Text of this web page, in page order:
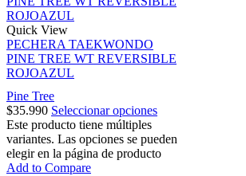
Quick View
PECHERA TAEKWONDO
PINE TREE WT REVERSIBLE
ROJOAZUL
Pine Tree
$35.990 Seleccionar opciones
Este producto tiene múltiples
variantes. Las opciones se pueden
elegir en la página de producto
Add to Compare